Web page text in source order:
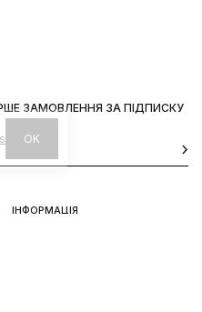
ІНФОРМАЦІЯ
ЗАМОВЛЕННЯ ЗА ПІДПИСКУ
OK